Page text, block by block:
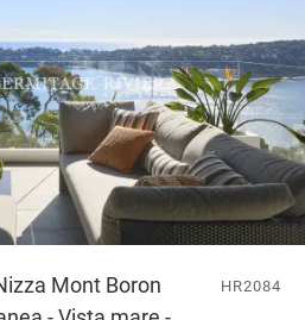
Mont Boron
HR2084